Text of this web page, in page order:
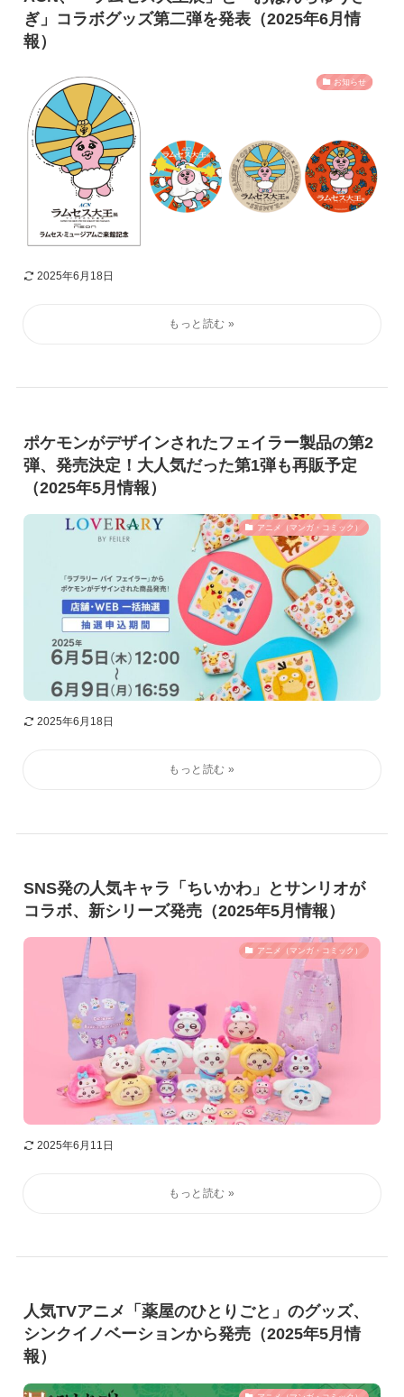
ぎ」コラボグッズ第二弾を発表（2025年6月情
報）
お知らせ
2025年6月18日
ポケモンがデザインされたフェイラー製品の第2
弾、発売決定！大人気だった第1弾も再販予定
（2025年5月情報）
アニメ（マンガ・コミック）
2025年6月18日
SNS発の人気キャラ「ちいかわ」とサンリオが
コラボ、新シリーズ発売（2025年5月情報）
アニメ（マンガ・コミック）
2025年6月11日
人気TVアニメ「薬屋のひとりごと」のグッズ、
シンクイノベーションから発売（2025年5月情
報）